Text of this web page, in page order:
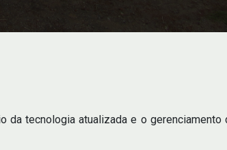
da tecnologia atualizada e o gerenciamento